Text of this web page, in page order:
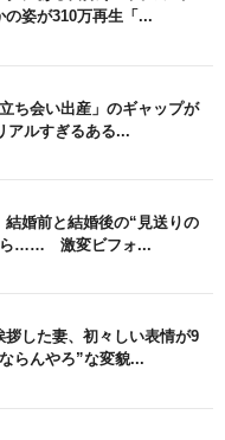
姿が310万再生「...
ち会い出産」のギャップが
ルすぎるある...
結婚前と結婚後の“見送りの
ら…… 激変ビフォ...
拶した妻、初々しい表情が9
んやろ”な変貌...